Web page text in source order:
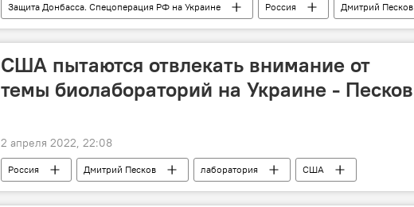
Защита Донбасса. Спецоперация РФ на Украине Россия
Дмитрий Песков
Украина
доллары санкции валюта
США пытаются отвлекать внимание от
темы биолабораторий на Украине - Песков
2 апреля 2022, 22:08
Россия Дмитрий Песков лаборатория США